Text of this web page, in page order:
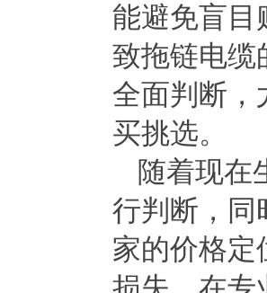
能避免盲目
致拖链电缆
全面判断，
买挑选。
随着现在
行判断，同
家的价格定